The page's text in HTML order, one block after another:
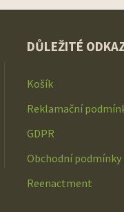
DŮLEŽITÉ
Košík
Reklamační
GDPR
Obchodní podmínky
Reenactment